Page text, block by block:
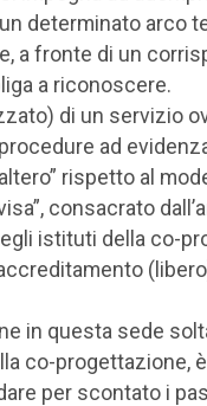
determinato arco
a fronte di un
a riconoscere.
di un servizio
ad
rispetto al
consacrato
istituti della co-
in questa sede
co-progettazione,
per scontato i